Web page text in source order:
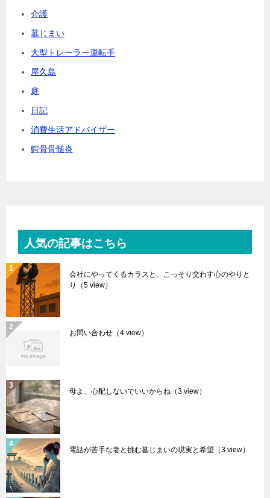
介護
墓じまい
大型トレーラー運転手
屋久島
庭
日記
消費生活アドバイザー
鰐骨骨髄炎
人気の記事はこちら
会社にやってくるカラスと、こっそり交わす心のやりと
り
（5 view）
お問い合わせ （4 view）
母よ、心配しないでいいからね （3 view）
電話が苦手な妻と挑む墓じまいの現実と希望 （3 view）